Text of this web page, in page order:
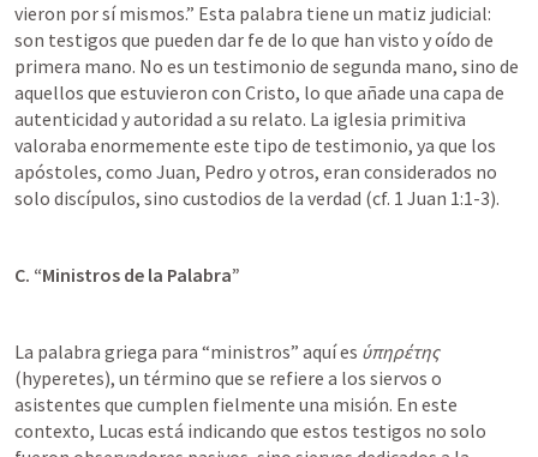
vieron por sí mismos.” Esta palabra tiene un matiz judicial:
son testigos que pueden dar fe de lo que han visto y oído de
primera mano. No es un testimonio de segunda mano, sino de
aquellos que estuvieron con Cristo, lo que añade una capa de
autenticidad y autoridad a su relato. La iglesia primitiva
valoraba enormemente este tipo de testimonio, ya que los
apóstoles, como Juan, Pedro y otros, eran considerados no
solo discípulos, sino custodios de la verdad (cf. 1 Juan 1:1-3).
C. “Ministros de la Palabra”
La palabra griega para “ministros” aquí es ὑπηρέτης
(hyperetes), un término que se refiere a los siervos o
asistentes que cumplen fielmente una misión. En este
contexto, Lucas está indicando que estos testigos no solo